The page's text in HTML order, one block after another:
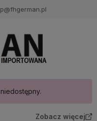
Zobacz więcej